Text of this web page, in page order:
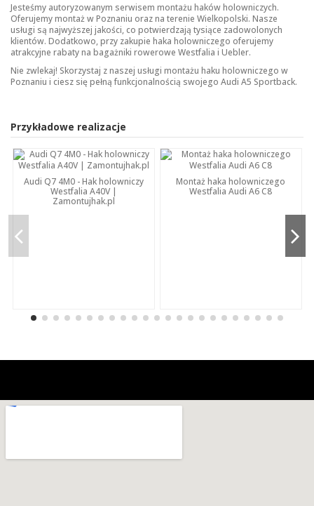
Jesteśmy autoryzowanym serwisem montażu haków holowniczych.
Oferujemy montaż w Poznaniu oraz na terenie Wielkopolski. Nasze
usługi są najwyższej jakości, co potwierdzają tysiące zadowolonych
klientów. Dodatkowo, przy zakupie haka holowniczego oferujemy
atrakcyjne rabaty na bagażniki rowerowe Westfalia i Uebler.
Nie zwlekaj! Skorzystaj z naszej usługi montażu haku holowniczego w
Poznaniu i ciesz się pełną funkcjonalnością swojego Audi A5 Sportback.
Przykładowe realizacje
Audi Q7 4M0 - Hak holowniczy
Westfalia A40V |
Zamontujhak.pl
Montaż haka holowniczego
Westfalia Audi A6 C8